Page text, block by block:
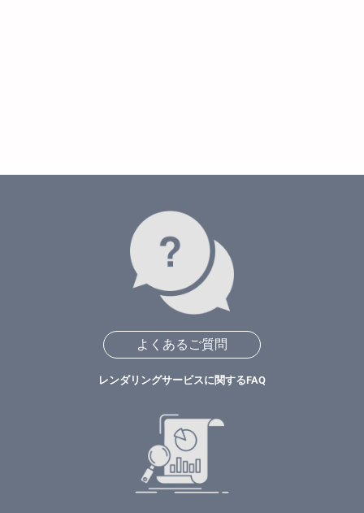
よくあるご質問
レンダリングサービスに関するFAQ